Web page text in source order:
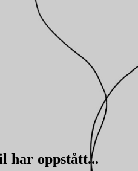
har oppstått...